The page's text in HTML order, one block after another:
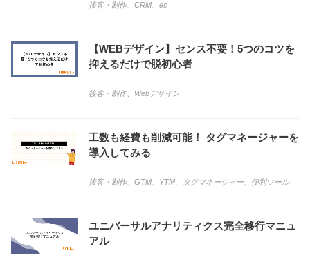
接客・制作、 CRM ec
【WEBデザイン】センス不要！5つのコツを
抑えるだけで脱初心者
接客・制作、 Webデザイン
工数も経費も削減可能！ タグマネージャーを
導入してみる
接客・制作、 GTM YTM タグマネージャー 便利ツール
ユニバーサルアナリティクス完全移行マニュ
アル